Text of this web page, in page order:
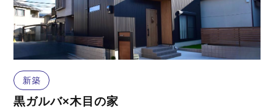
新築
黒ガルバ×木目の家